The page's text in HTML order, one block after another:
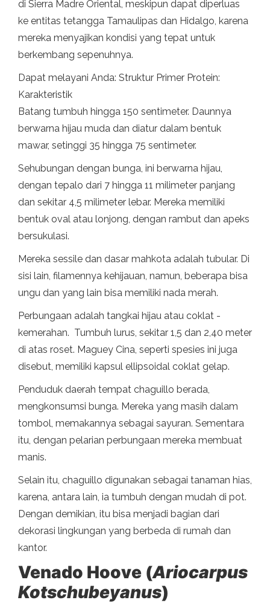
di Sierra Madre Oriental, meskipun dapat diperluas
ke entitas tetangga Tamaulipas dan Hidalgo, karena
mereka menyajikan kondisi yang tepat untuk
berkembang sepenuhnya.
Dapat melayani Anda: Struktur Primer Protein:
Karakteristik
Batang tumbuh hingga 150 sentimeter. Daunnya
berwarna hijau muda dan diatur dalam bentuk
mawar, setinggi 35 hingga 75 sentimeter.
Sehubungan dengan bunga, ini berwarna hijau,
dengan tepalo dari 7 hingga 11 milimeter panjang
dan sekitar 4,5 milimeter lebar. Mereka memiliki
bentuk oval atau lonjong, dengan rambut dan apeks
bersukulasi.
Mereka sessile dan dasar mahkota adalah tubular. Di
sisi lain, filamennya kehijauan, namun, beberapa bisa
ungu dan yang lain bisa memiliki nada merah.
Perbungaan adalah tangkai hijau atau coklat -
kemerahan. Tumbuh lurus, sekitar 1,5 dan 2,40 meter
di atas roset. Maguey Cina, seperti spesies ini juga
disebut, memiliki kapsul ellipsoidal coklat gelap.
Penduduk daerah tempat chaguillo berada,
mengkonsumsi bunga. Mereka yang masih dalam
tombol, memakannya sebagai sayuran. Sementara
itu, dengan pelarian perbungaan mereka membuat
manis.
Selain itu, chaguillo digunakan sebagai tanaman hias,
karena, antara lain, ia tumbuh dengan mudah di pot.
Dengan demikian, itu bisa menjadi bagian dari
dekorasi lingkungan yang berbeda di rumah dan
kantor.
Venado Hoove (Ariocarpus
Kotschubeyanus)